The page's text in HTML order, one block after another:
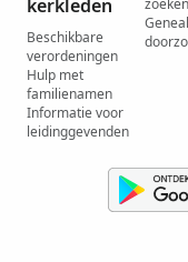
kerkleden
Beschikbare
verordeningen
Hulp met
familienamen
Informatie voor
leidinggevenden
zoeken